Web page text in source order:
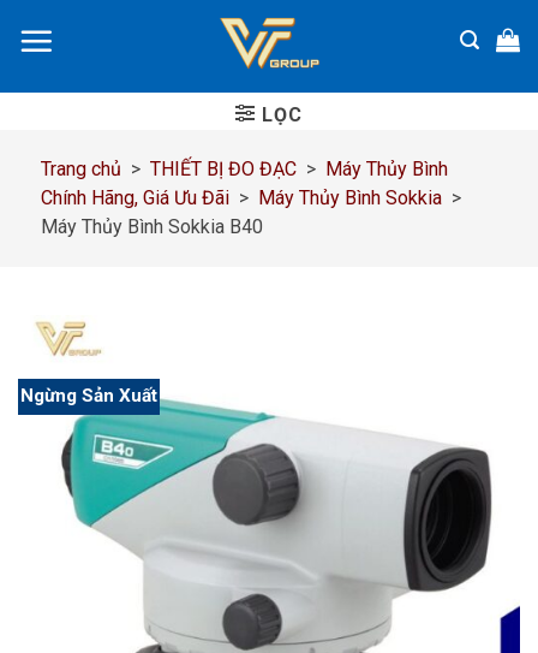
đến
dung
LỌC
Trang chủ > THIẾT BỊ ĐO ĐẠC > Máy Thủy Bình
Chính Hãng, Giá Ưu Đãi > Máy Thủy Bình Sokkia >
Máy Thủy Bình Sokkia B40
Ngừng Sản Xuất